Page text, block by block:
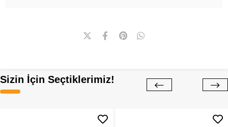
Sizin İçin Seçtiklerimiz!